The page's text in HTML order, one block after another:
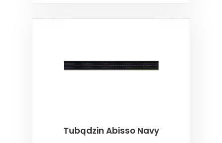
Tubądzin Abisso Navy